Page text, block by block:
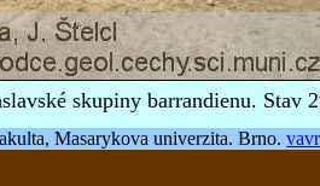
skupiny barrandienu. Stav
Masarykova univerzita. Brno.